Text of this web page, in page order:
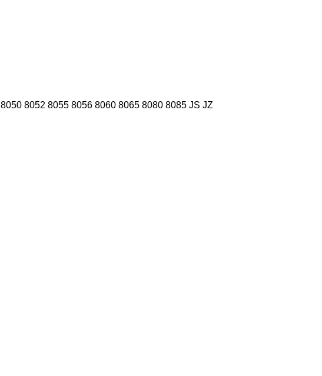
8050 8052 8055 8056 8060 8065 8080 8085 JS JZ